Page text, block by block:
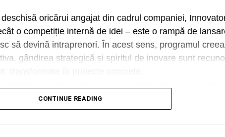
oricărui angajat din cadrul companiei,
o competiție internă de idei – este o rampă de
să devină intraprenori. În acest sens, programul
gândirea strategică și spiritul de inovare sunt
le încurajăm și le recompensăm în cultura noastră
este un exemplu concret al modului în care valorile
creativitate și responsabilitate – se transformă în
CONTINUE READING